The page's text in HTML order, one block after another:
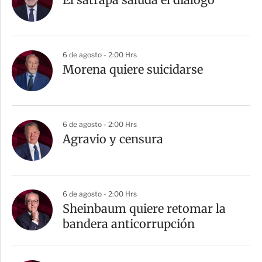
t
6 de agosto - 2:00 Hrs
Morena quiere suicidarse
6 de agosto - 2:00 Hrs
Agravio y censura
6 de agosto - 2:00 Hrs
Sheinbaum quiere retomar la
bandera anticorrupción